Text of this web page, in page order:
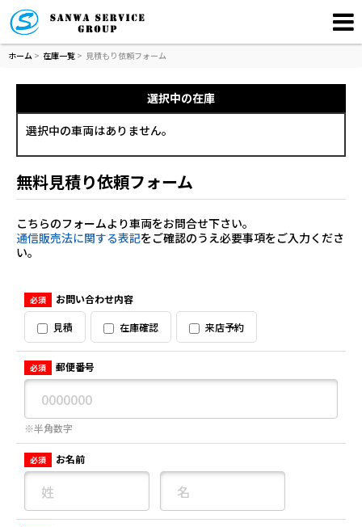
ホーム > 在庫一覧 > 見積もり依頼フォーム
選択中の在庫
選択中の車両はありません。
無料見積り依頼フォーム
こちらのフォームより車両をお問合せ下さい。
通信販売法に関する表記をご確認のうえ必要事項をご入力くださ
い。
必須 お問い合わせ内容
見積 在庫確認 来店予約
必須 郵便番号
※半角数字
必須 お名前